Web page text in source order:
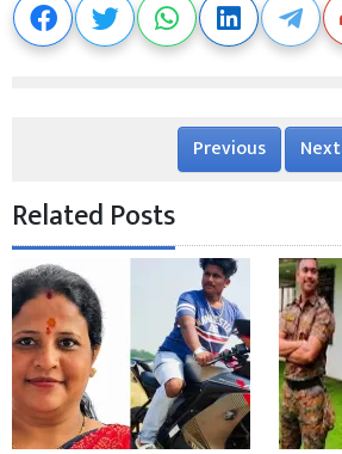
Previous Next
Related Posts